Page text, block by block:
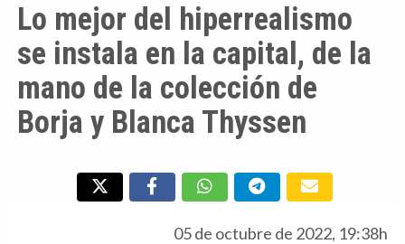
Lo mejor del hiperrealismo
se instala en la capital, de la
mano de la colección de
Borja y Blanca Thyssen
05 de octubre de 2022, 19:38h